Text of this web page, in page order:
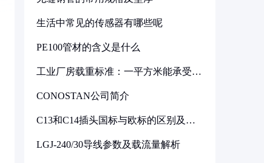
生活中常见的传感器有哪些呢
PE100管材的含义是什么
工业厂房载重标准：一平方米能承受多
CONOSTAN公司简介
C13和C14插头国标与欧标的区别及其
LGJ-240/30导线参数及载流量解析